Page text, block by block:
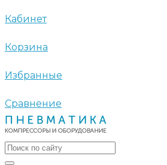
Кабинет
Корзина
Избранные
Сравнение